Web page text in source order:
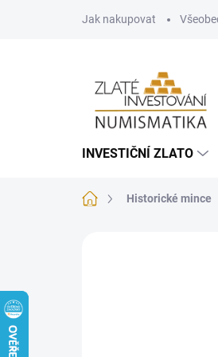
Jak nakupovat
INVESTIČNÍ ZLATO
Domů Historické mince